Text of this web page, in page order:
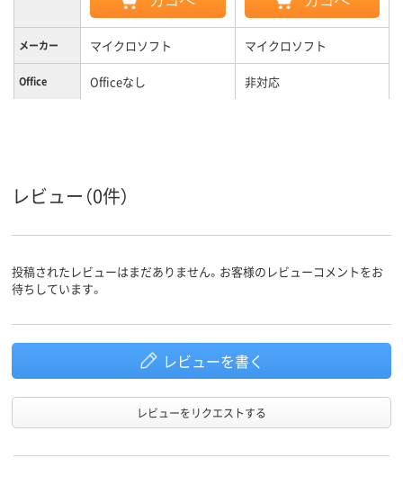
メーカー マイクロソフト マイクロソフト
Office Officeなし 非対応
保証期間 1年間
256GB 256GB
レビュー（0件）
投稿されたレビューはまだありません。お客様のレビューコメントをお
待ちしています。
レビューを書く
レビューをリクエストする